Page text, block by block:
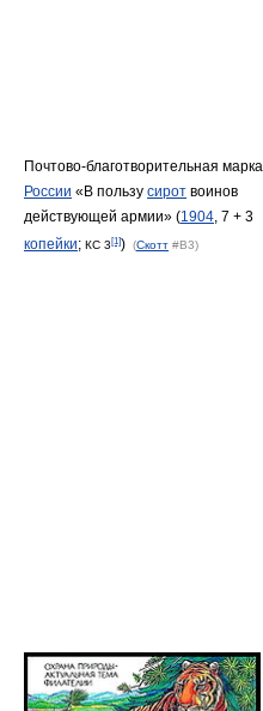
Почтово-благотворительная марка
России «В пользу сирот воинов
действующей армии» (1904 , 7 + 3
копейки; КС 3[1]) (Скотт #B3)